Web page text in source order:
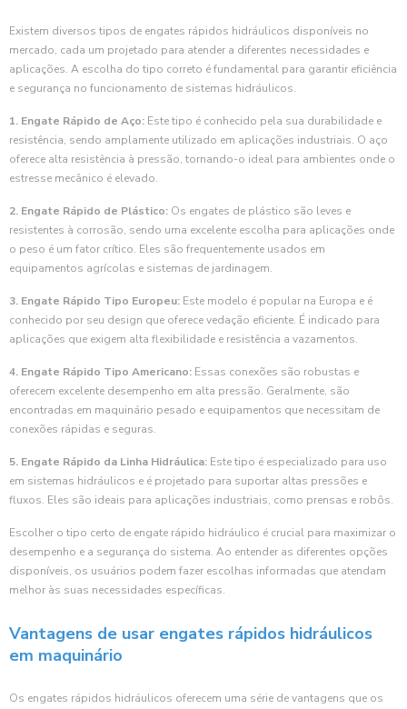
Existem diversos tipos de engates rápidos hidráulicos disponíveis no
mercado, cada um projetado para atender a diferentes necessidades e
aplicações. A escolha do tipo correto é fundamental para garantir eficiência
e segurança no funcionamento de sistemas hidráulicos.
1. Engate Rápido de Aço: Este tipo é conhecido pela sua durabilidade e
resistência, sendo amplamente utilizado em aplicações industriais. O aço
oferece alta resistência à pressão, tornando-o ideal para ambientes onde o
estresse mecânico é elevado.
2. Engate Rápido de Plástico: Os engates de plástico são leves e
resistentes à corrosão, sendo uma excelente escolha para aplicações onde
o peso é um fator crítico. Eles são frequentemente usados em
equipamentos agrícolas e sistemas de jardinagem.
3. Engate Rápido Tipo Europeu: Este modelo é popular na Europa e é
conhecido por seu design que oferece vedação eficiente. É indicado para
aplicações que exigem alta flexibilidade e resistência a vazamentos.
4. Engate Rápido Tipo Americano: Essas conexões são robustas e
oferecem excelente desempenho em alta pressão. Geralmente, são
encontradas em maquinário pesado e equipamentos que necessitam de
conexões rápidas e seguras.
5. Engate Rápido da Linha Hidráulica: Este tipo é especializado para uso
em sistemas hidráulicos e é projetado para suportar altas pressões e
fluxos. Eles são ideais para aplicações industriais, como prensas e robôs.
Escolher o tipo certo de engate rápido hidráulico é crucial para maximizar o
desempenho e a segurança do sistema. Ao entender as diferentes opções
disponíveis, os usuários podem fazer escolhas informadas que atendam
melhor às suas necessidades específicas.
Vantagens de usar engates rápidos hidráulicos
em maquinário
Os engates rápidos hidráulicos oferecem uma série de vantagens que os